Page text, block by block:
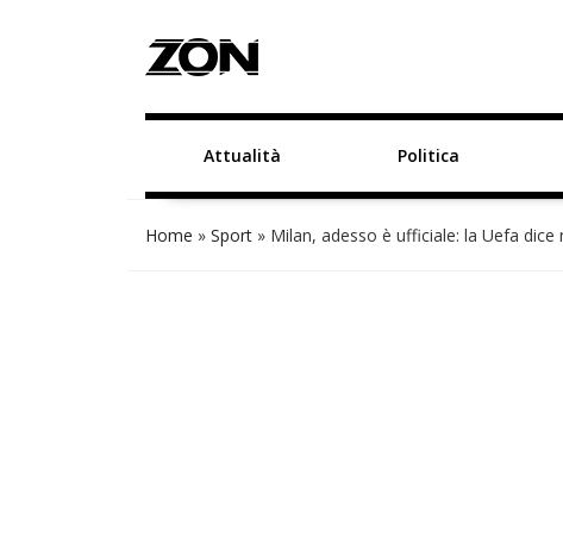
Attualità Politica
Home » Sport » Milan, adesso è ufficiale: la Uefa